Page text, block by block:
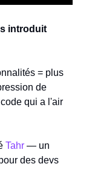
introduit
= plus
de
qui a l'air
Tahr — un
des devs